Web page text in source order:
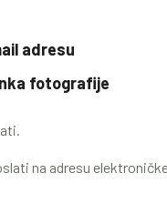
adresu
fotografije
na adresu